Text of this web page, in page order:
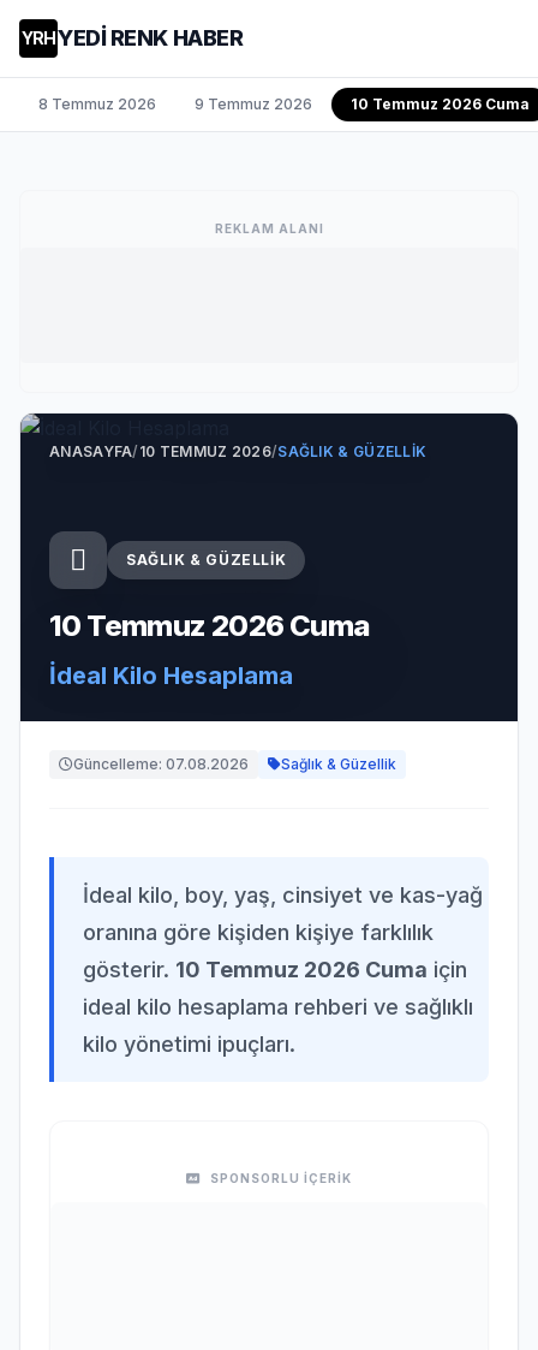
YRHYEDİ RENK HABER
8 Temmuz 2026 9 Temmuz 2026 10 Temmuz 2026 Cuma
REKLAM ALANI
ANASAYFA/10 TEMMUZ 2026/SAĞLIK & GÜZELLIK
SAĞLIK & GÜZELLIK
10 Temmuz 2026 Cuma
İdeal Kilo Hesaplama
Güncelleme: 07.08.2026 Sağlık & Güzellik
İdeal kilo, boy, yaş, cinsiyet ve kas-yağ
oranına göre kişiden kişiye farklılık
gösterir. 10 Temmuz 2026 Cuma için
ideal kilo hesaplama rehberi ve sağlıklı
kilo yönetimi ipuçları.
SPONSORLU İÇERİK